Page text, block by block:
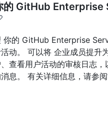
的 GitHub Enterprise
你的 GitHub Enterprise
动。 可以将 企业成员提升
查看用户活动的审核日志
息。 有关详细信息，请参阅